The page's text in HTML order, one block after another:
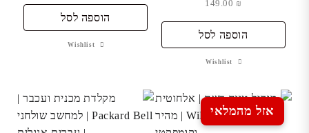
₪
הוספה לסל
Wishlist
הוספה לסל
Wishlist
אזל מהמלאי